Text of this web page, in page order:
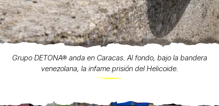
Grupo DETONA® anda en Caracas. Al fondo, bajo la bandera
venezolana, la infame prisión del Helicoide.